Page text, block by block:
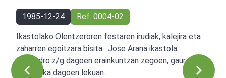
1985-12-24 Ref: 0004-02
Ikastolako Olentzeroren festaren irudiak, kalejira eta
zaharren egoitzara bisita . Jose Arana ikastola
Sanpedro z/g dagoen erainkuntzan zegoen, gaur egun
biblioteka dagoen lekuan.